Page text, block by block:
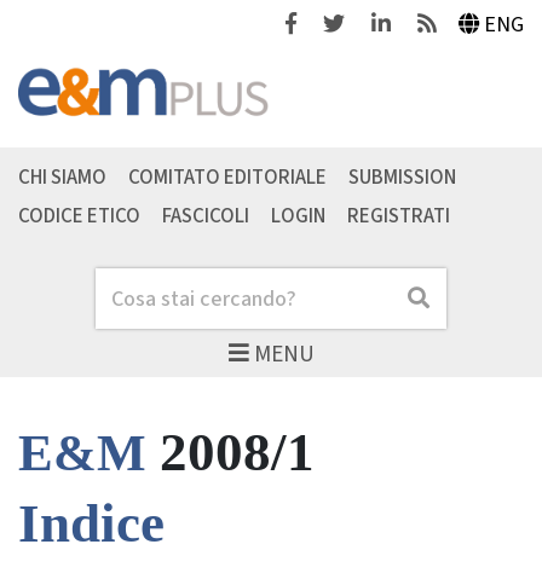
FacebookTwitterLinkedinFeeds ENG
MENU
Cerca Cerca
CHI SIAMO COMITATO EDITORIALE
SUBMISSION
CODICE ETICO
FASCICOLI LOGIN REGISTRATI
E&M 2008/1
Indice